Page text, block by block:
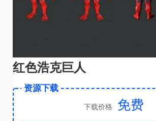
红色浩克巨人
资源下载
下载价格 免费